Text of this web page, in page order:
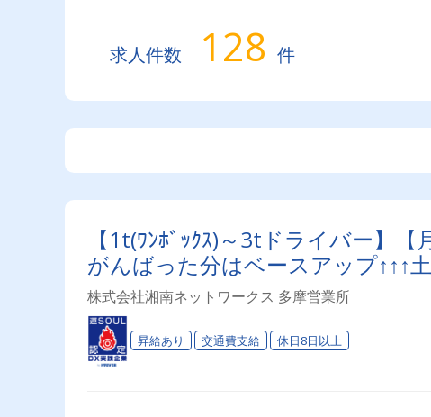
求人件数 128 件
【1t(ﾜﾝﾎﾞｯｸｽ)～3tドライバー】
がんばった分はベースアップ↑↑↑
株式会社湘南ネットワークス 多摩営業所
昇給あり 交通費支給 休日8日以上